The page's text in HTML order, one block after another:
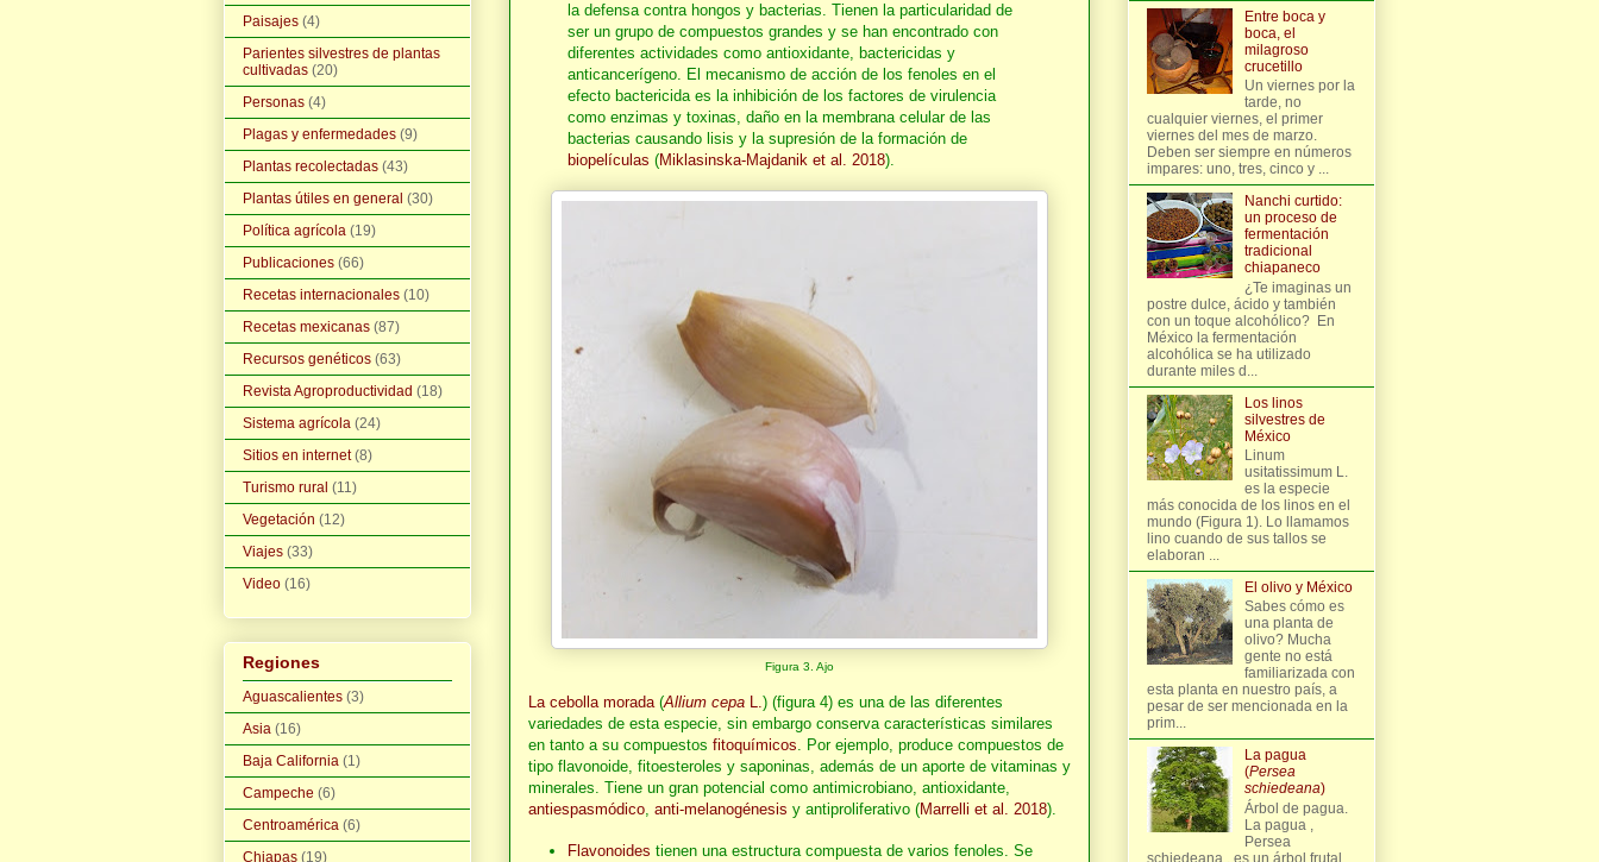
la defensa contra hongos y bacterias. Tienen la particularidad de
ser un grupo de compuestos grandes y se han encontrado con
diferentes actividades como antioxidante, bactericidas y
anticancerígeno. El mecanismo de acción de los fenoles en el
efecto bactericida es la inhibición de los factores de virulencia
como enzimas y toxinas, daño en la membrana celular de las
bacterias causando lisis y la supresión de la formación de
biopelículas (Miklasinska-Majdanik et al. 2018).
Figura 3. Ajo
La cebolla morada(Allium cepa L.) (figura 4) es una de las diferentes
variedades de esta especie, sin embargo conserva características similares
en tanto a su compuestos fitoquímicos. Por ejemplo, produce compuestos de
tipo flavonoide, fitoesteroles y saponinas, además de un aporte de vitaminas y
minerales. Tiene un gran potencial como antimicrobiano, antioxidante,
antiespasmódico, anti-melanogénesis y antiproliferativo (Marrelli et al. 2018).
Flavonoides tienen una estructura compuesta de varios fenoles. Se
Paisajes (4)
Parientes silvestres de plantas
cultivadas (20)
Personas (4)
Plagas y enfermedades (9)
Plantas recolectadas (43)
Plantas útiles en general (30)
Política agrícola (19)
Publicaciones (66)
Recetas internacionales (10)
Recetas mexicanas (87)
Recursos genéticos (63)
Revista Agroproductividad (18)
Sistema agrícola (24)
Sitios en internet (8)
Turismo rural (11)
Vegetación (12)
Viajes (33)
Video (16)
Regiones
Aguascalientes (3)
Asia (16)
Baja California (1)
Campeche (6)
Centroamérica (6)
Chiapas (19)
Entre boca y
boca, el
milagroso
crucetillo
Un viernes por la
tarde, no
cualquier viernes, el primer
viernes del mes de marzo.
Deben ser siempre en números
impares: uno, tres, cinco y ...
Nanchi curtido:
un proceso de
fermentación
tradicional
chiapaneco
¿Te imaginas un
postre dulce, ácido y también
con un toque alcohólico? En
México la fermentación
alcohólica se ha utilizado
durante miles d...
Los linos
silvestres de
México
Linum
usitatissimum L.
es la especie
más conocida de los linos en el
mundo (Figura 1). Lo llamamos
lino cuando de sus tallos se
elaboran ...
El olivo y México
Sabes cómo es
una planta de
olivo? Mucha
gente no está
familiarizada con
esta planta en nuestro país, a
pesar de ser mencionada en la
prim...
La pagua
(Persea
schiedeana)
Árbol de pagua.
La pagua ,
Persea
schiedeana , es un árbol frutal